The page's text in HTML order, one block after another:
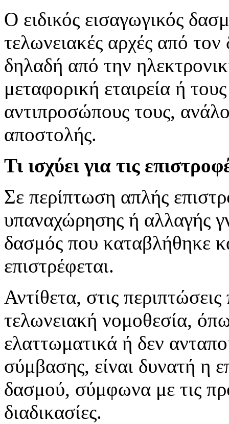
Ο ειδικός εισαγωγικός
τελωνειακές αρχές από
δηλαδή από την
μεταφορική εταιρεία ή
αντιπροσώπους τους,
αποστολής.
Τι ισχύει για τις
Σε περίπτωση απλής
υπαναχώρησης ή αλλαγής
δασμός που καταβλήθηκε
επιστρέφεται.
Αντίθετα, στις
τελωνειακή νομοθεσία,
ελαττωματικά ή δεν
σύμβασης, είναι δυνατή η
δασμού, σύμφωνα με τις
διαδικασίες.